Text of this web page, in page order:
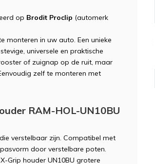
op Brodit Proclip (automerk
monteren in uw auto. Een unieke
universele en praktische
of zuignap op de ruit, maar
zelf te monteren met
RAM-HOL-UN10BU
verstelbaar zijn. Compatibel met
door verstelbare poten.
X-Grip houder UN10BU grotere